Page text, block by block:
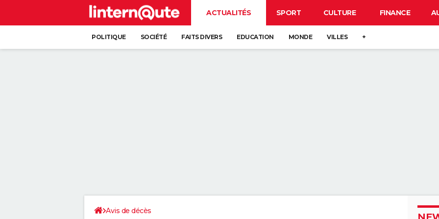
ACTUALITÉS SPORT CULTURE FINANCE
POLITIQUE SOCIÉTÉ FAITS DIVERS EDUCATION MONDE VILLES +
Avis de décès